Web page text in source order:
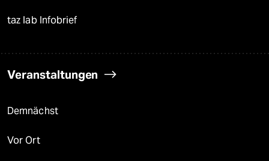
taz lab Infobrief
Veranstaltungen
Demnächst
Vor Ort